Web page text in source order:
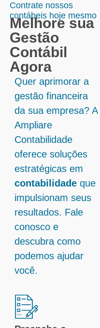
Contrate nossos
contábeis hoje mesmo
Melhore sua
Gestão
Contábil
Agora
Quer aprimorar a
gestão financeira
da sua empresa? A
Ampliare
Contabilidade
oferece soluções
estratégicas em
contabilidade que
impulsionam seus
resultados. Fale
conosco e
descubra como
podemos ajudar
você.